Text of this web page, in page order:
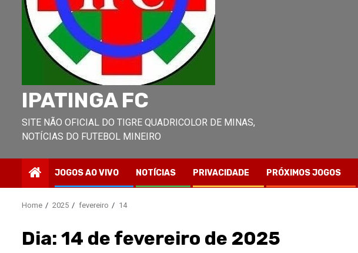
IPATINGA FC
SITE NÃO OFICIAL DO TIGRE QUADRICOLOR DE MINAS,
NOTÍCIAS DO FUTEBOL MINEIRO
JOGOS AO VIVO NOTÍCIAS PRIVACIDADE PRÓXIMOS JOGOS
Home 2025 fevereiro 14
Dia: 14 de fevereiro de 2025